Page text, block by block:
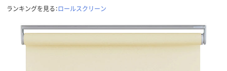
ランキングを見る：ロールスクリーン